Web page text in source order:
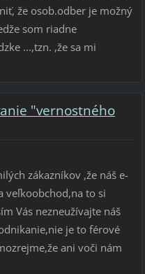
že osob.odber je možný
som riadne
...,tzn. ,že sa mi
"vernostného
zákazníkov ,že náš e-
veľkoobchod,na to si
Vás nezneužívajte náš
je to férové
ani voči nám